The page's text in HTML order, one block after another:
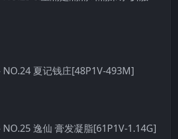
夏记钱庄[48P1V-493M]
逸仙 膏发凝脂[61P1V-1.14G]